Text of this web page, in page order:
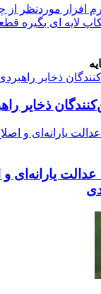
افزار موردنظر از
لایه ای بگیره
ذخایر
یارانه‌ای